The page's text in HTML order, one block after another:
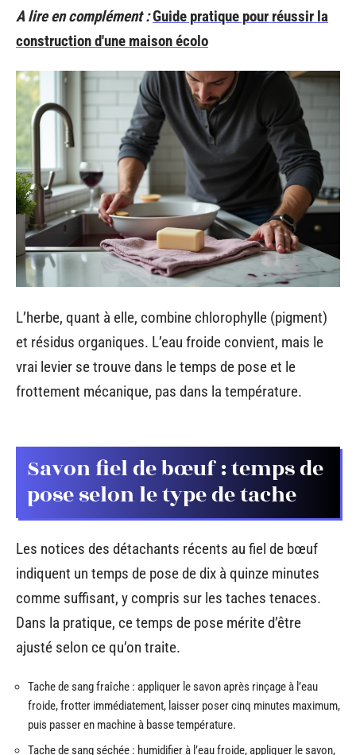
A lire en complément :Guide pratique pour réussir la
construction d'une maison écolo
L’herbe, quant à elle, combine chlorophylle (pigment)
et résidus organiques. L’eau froide convient, mais le
vrai levier se trouve dans le temps de pose et le
frottement mécanique, pas dans la température.
Savon fiel de bœuf : temps de
pose selon le type de tache
Les notices des détachants récents au fiel de bœuf
indiquent un temps de pose de dix à quinze minutes
comme suffisant, y compris sur les taches tenaces.
Dans la pratique, ce temps de pose mérite d’être
ajusté selon ce qu’on traite.
Tache de sang fraîche : appliquer le savon après rinçage à l’eau
froide, frotter immédiatement, laisser poser cinq minutes maximum,
puis passer en machine à basse température.
Tache de sang séchée : humidifier à l’eau froide, appliquer le savon,